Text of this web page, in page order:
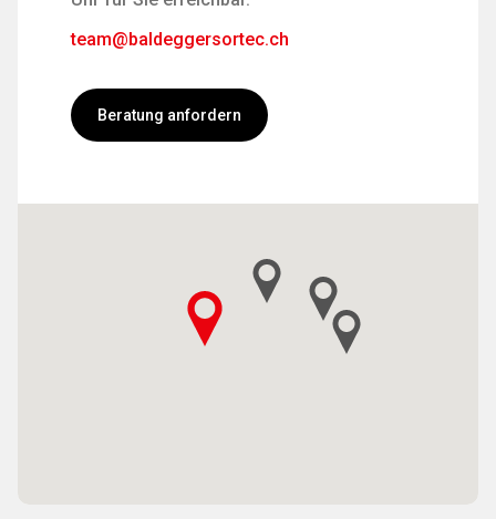
team@baldeggersortec.ch
Beratung anfordern